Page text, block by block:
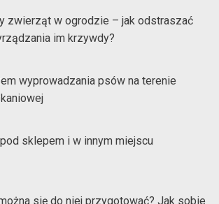
zwierząt w ogrodzie – jak odstraszać
im krzywdy?
wyprowadzania psów na terenie
sklepem i w innym miejscu
się do niej przygotować? Jak sobie